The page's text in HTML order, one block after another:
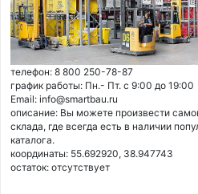
телефон: 8 800 250-78-87
график работы: Пн.- Пт. с 9:00 до 19:00
Email: info@smartbau.ru
описание: Вы можете произвести
склада, где всегда есть в наличии
каталога.
координаты: 55.692920, 38.947743
остаток: отсутствует